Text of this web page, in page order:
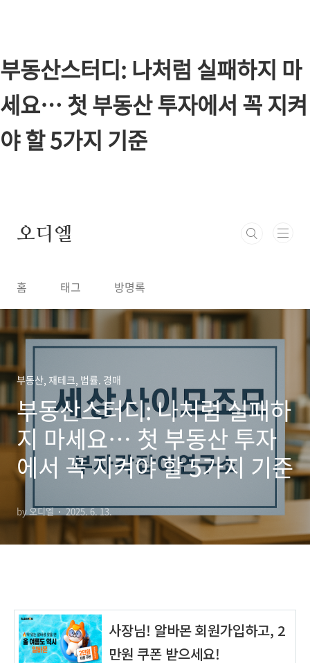
부동산스터디: 나처럼 실패하지 마
세요… 첫 부동산 투자에서 꼭 지켜
야 할 5가지 기준
오디엘
홈 태그 방명록
부동산, 재테크, 법률. 경매
부동산스터디: 나처럼 실패하
지 마세요… 첫 부동산 투자
에서 꼭 지켜야 할 5가지 기준
by 오디엘 2025. 6. 13.